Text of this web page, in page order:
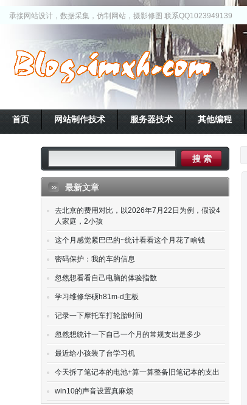
承接网站设计，数据采集，仿制网站，摄影修图 联系QQ1023949139
首页 网站制作技术 服务器技术 其他编程
最新文章
去北京的费用对比，以2026年7月22日为例，假设4
人家庭，2小孩
这个月感觉紧巴巴的~统计看看这个月花了啥钱
密码保护：我的车的信息
忽然想看看自己电脑的体验指数
学习维修华硕h81m-d主板
记录一下摩托车打轮胎时间
忽然想统计一下自己一个月的常规支出是多少
最近给小孩装了台学习机
今天拆了笔记本的电池+算一算整备旧笔记本的支出
win10的声音设置真麻烦